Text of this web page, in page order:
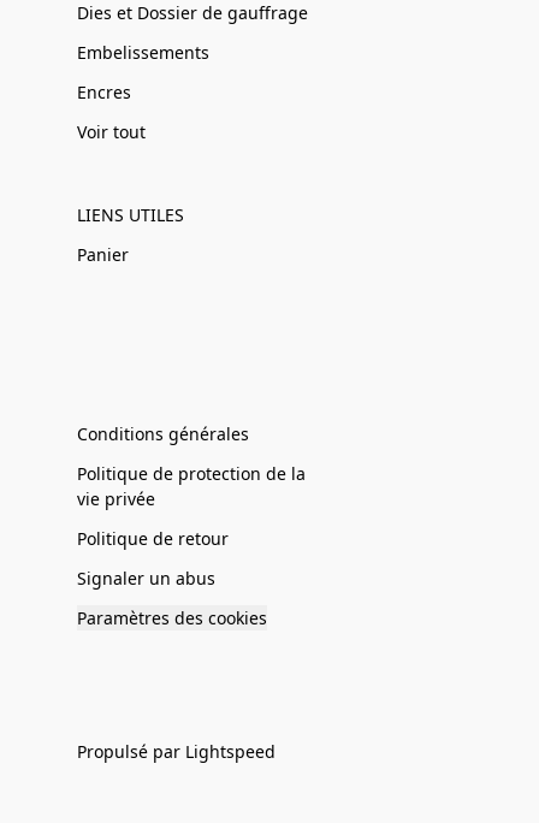
Dies et Dossier de gauffrage
Embelissements
Encres
Voir tout
LIENS UTILES
Panier
Conditions générales
Politique de protection de la
vie privée
Politique de retour
Signaler un abus
Paramètres des cookies
Propulsé par Lightspeed